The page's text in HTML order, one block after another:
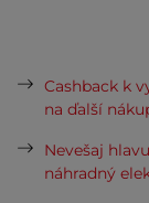
Cashback k
na ďalší
Nevešaj
náhradný